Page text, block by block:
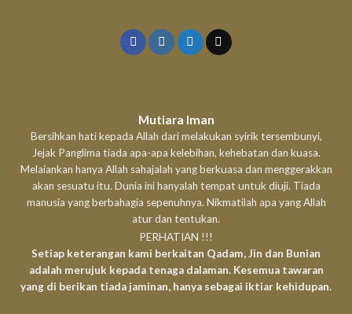
Mutiara Iman
Bersihkan hati kepada Allah dari melakukan syirik tersembunyi,
Jejak Panglima tiada apa-apa kelebihan, kehebatan dan kuasa.
Melaiankan hanya Allah sahajalah yang berkuasa dan menggerakkan
akan sesuatu itu. Dunia ini hanyalah tempat untuk diuji. Tiada
manusia yang berbahagia sepenuhnya. Nikmatilah apa yang Allah
atur dan tentukan.
PERHATIAN !!!
Setiap keterangan kami berkaitan Qadam, Jin dan Bunian
adalah merujuk kepada tenaga dalaman. Kesemua tawaran
yang di berikan tiada jaminan, hanya sebagai iktiar kehidupan.